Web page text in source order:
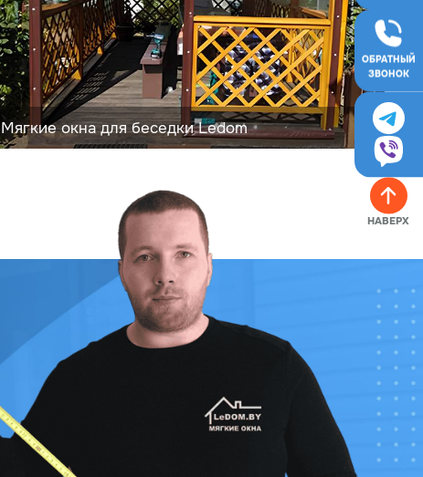
Мягкие окна для беседки Ledom
ОБРАТНЫЙ
ЗВОНОК